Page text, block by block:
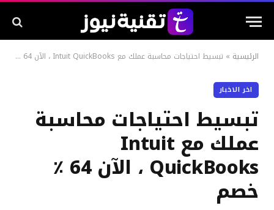
الرئيسية » تبسيط احتياجات محاسبة عملك مع Intuit QuickBooks ، الآن 64 ٪ خصم
اخر الاخبار
تبسيط احتياجات محاسبة
عملك مع Intuit
QuickBooks ، الآن 64 ٪
خصم